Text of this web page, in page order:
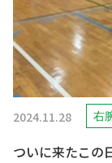
2024.11.28 右
ついに来たこの